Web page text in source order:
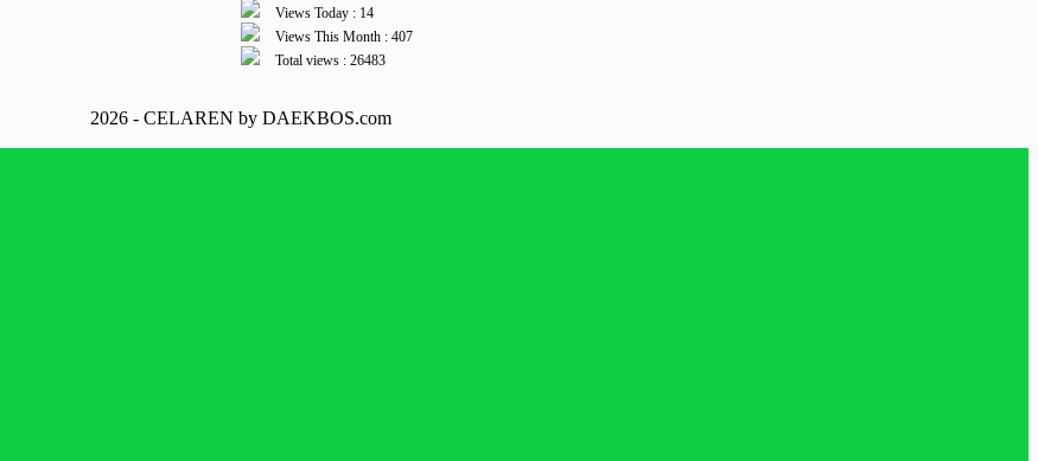
Views Today : 14
Views This Month : 407
Total views : 26483
2026 - CELAREN by DAEKBOS.com